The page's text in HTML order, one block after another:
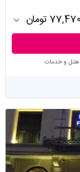
تومان
هتل و خدمات